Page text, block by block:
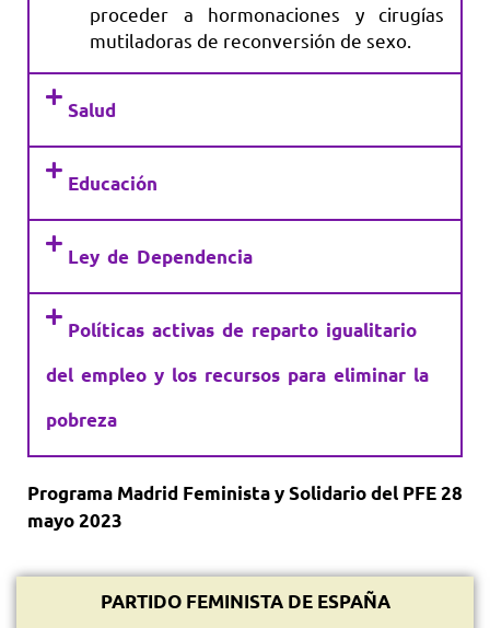
proceder a hormonaciones y cirugías
mutiladoras de reconversión de sexo.
Salud
Educación
Ley de Dependencia
Políticas activas de reparto igualitario
del empleo y los recursos para eliminar la
pobreza
Programa Madrid Feminista y Solidario del PFE 28
mayo 2023
PARTIDO FEMINISTA DE ESPAÑA